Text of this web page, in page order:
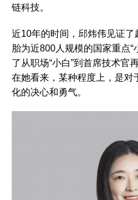
链科技。
近10年的时间，邱炜伟见证
胎为近800人规模的国家重点
了从职场“小白”到首席技术官
在她看来，某种程度上，是对
化的决心和勇气。